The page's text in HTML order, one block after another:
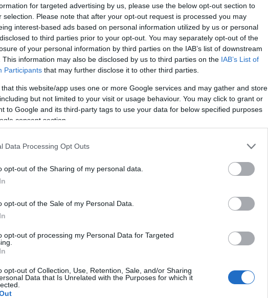
for targeted advertising by us, please use the below opt-out section to
selection. Please note that after your opt-out request is processed you may
interest-based ads based on personal information utilized by us or personal
to third parties prior to your opt-out. You may separately opt-out of the
of your personal information by third parties on the IAB’s list of downstream
This information may also be disclosed by us to third parties on the IAB’s List of
Participants that may further disclose it to other third parties.
that this website/app uses one or more Google services and may gather and store
but not limited to your visit or usage behaviour. You may click to grant or
to Google and its third-party tags to use your data for below specified purposes
consent section.
Data Processing Opt Outs
opt-out of the Sharing of my personal data.
opt-out of the Sale of my Personal Data.
opt-out of processing my Personal Data for Targeted
opt-out of Collection, Use, Retention, Sale, and/or Sharing
Data that Is Unrelated with the Purposes for which it
Szólj hozzá!
prosectura naked truckers Gutting Revue adicts
trackback címe:
api/trackback/id/6527011
Kommentek:
nem vállal, azokat nem ellenőrzi. Kifogás esetén forduljon a blog
feltételekben és azadatvédelmi tájékoztatóban.